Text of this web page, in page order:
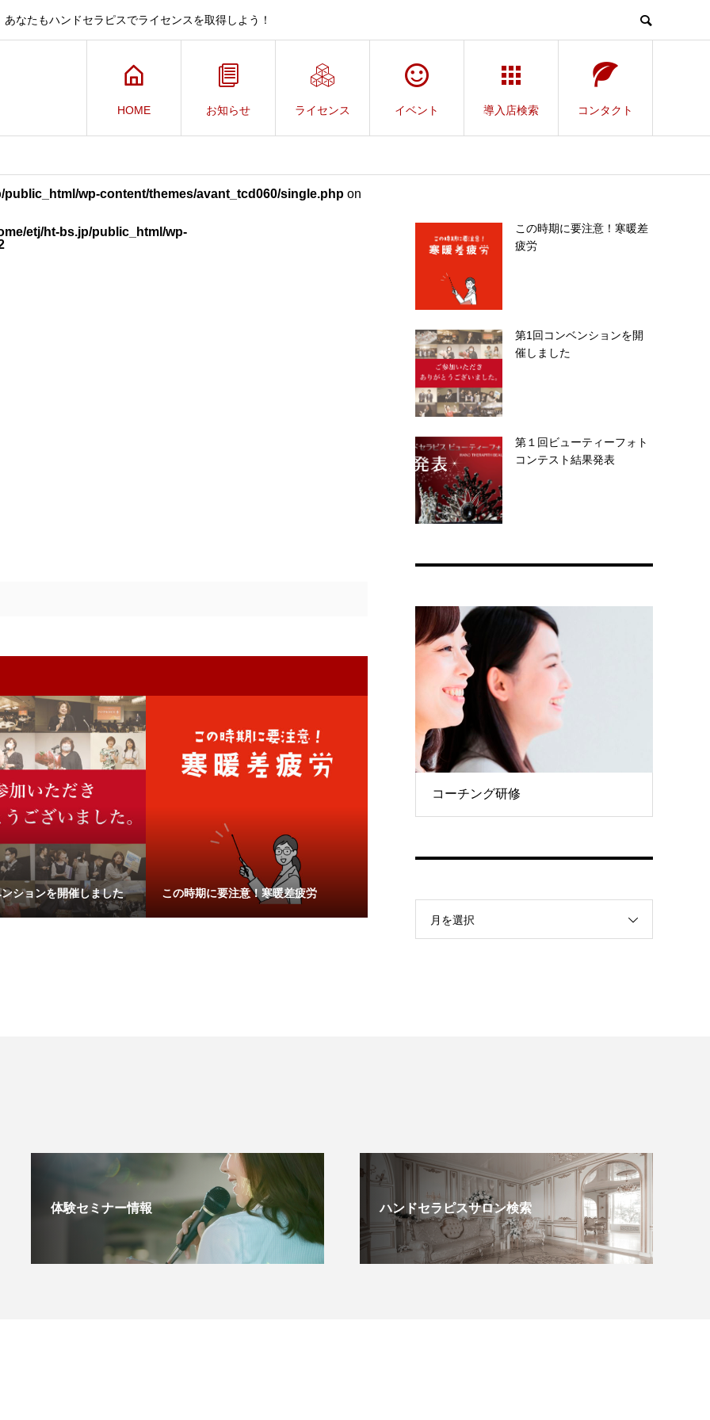
なたもハンドセラピスでライセンスを取得しよう！
HOME お知らせ ライセンス イベント 導入店検索 コンタクト
public_html/wp-content/themes/avant_tcd060/single.php on
etj/ht-bs.jp/public_html/wp-
ションを開催しました この時期に要注意！寒暖差疲労
この時期に要注意！寒暖差
疲労
第1回コンベンションを開
催しました
第１回ビューティーフォト
コンテスト結果発表
コーチング研修
月を選択
体験セミナー情報 ハンドセラピスサロン検索